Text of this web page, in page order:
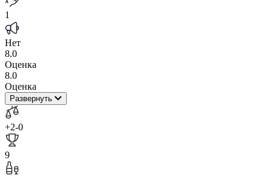
1
Нет
8.0
Оценка
8.0
Оценка
Развернуть
+2-0
9